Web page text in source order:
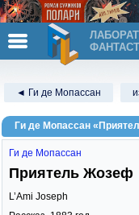
◄ Ги де Мопассан
Ги де Мопассан
Ги де Мопассан
Приятель Жозеф
L’Ami Joseph